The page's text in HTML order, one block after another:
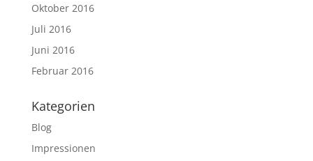
Oktober 2016
Juli 2016
Juni 2016
Februar 2016
Kategorien
Blog
Impressionen